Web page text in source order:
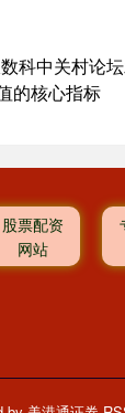
科中关村论
的核心指标
股票配资
网站